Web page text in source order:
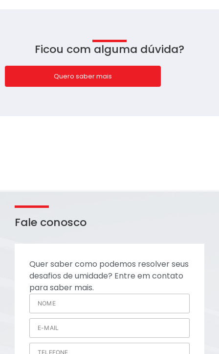
Ficou com alguma dúvida?
Quero saber mais
Quer saber como podemos resolver seus
desafios de umidade? Entre em contato
para saber mais.
Fale conosco